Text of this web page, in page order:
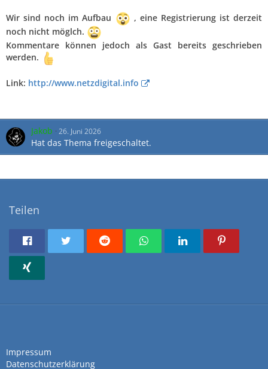
Wir sind noch im Aufbau
, eine Registrierung ist derzeit
noch nicht möglch.
Kommentare können jedoch als Gast bereits geschrieben
werden.
Link: http://www.netzdigital.info
Jakob 26. Juni 2026
Hat das Thema freigeschaltet.
Teilen
Impressum
Datenschutzerklärung